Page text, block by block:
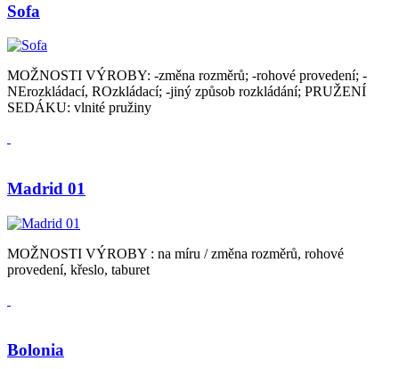
Sofa
MOŽNOSTI VÝROBY: -změna rozměrů; -rohové provedení; -
NErozkládací, ROzkládací; -jiný způsob rozkládání; PRUŽENÍ
SEDÁKU: vlnité pružiny
Madrid 01
MOŽNOSTI VÝROBY : na míru / změna rozměrů, rohové
provedení, křeslo, taburet
Bolonia